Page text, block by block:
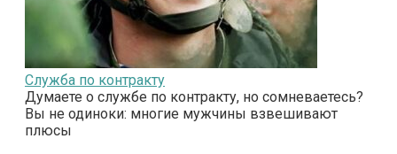
Служба по контракту
Думаете о службе по контракту, но сомневаетесь?
Вы не одиноки: многие мужчины взвешивают
плюсы